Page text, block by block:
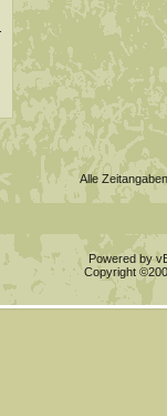
Alle
Powered by
Copyright